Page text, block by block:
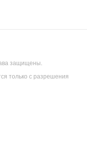
защищены.
только с разрешения